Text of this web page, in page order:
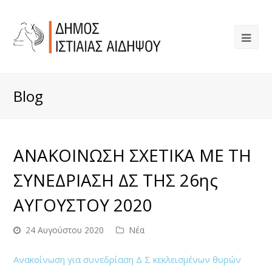
Blog
ΑΝΑΚΟΙΝΩΣΗ ΣΧΕΤΙΚΑ ΜΕ ΤΗ
ΣΥΝΕΔΡΙΑΣΗ ΔΣ ΤΗΣ 26ης
ΑΥΓΟΥΣΤΟΥ 2020
24 Αυγούστου 2020 Νέα
Ανακοίνωση για συνεδρίαση Δ Σ κεκλεισμένων θυρών